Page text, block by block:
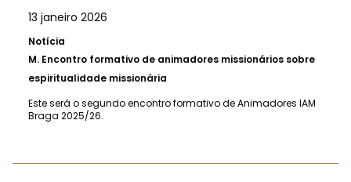
13 janeiro 2026
Notícia
M. Encontro formativo de animadores missionários sobre
espiritualidade missionária
Este será o segundo encontro formativo de Animadores IAM
Braga 2025/26.